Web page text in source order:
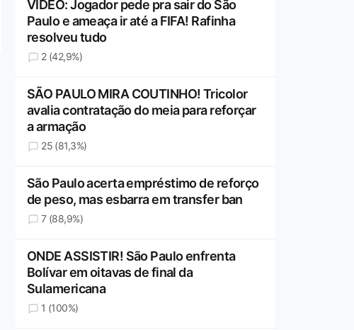
VÍDEO: Jogador pede pra sair do São
Paulo e ameaça ir até a FIFA! Rafinha
resolveu tudo
2 (42,9%)
SÃO PAULO MIRA COUTINHO! Tricolor
avalia contratação do meia para reforçar
a armação
25 (81,3%)
São Paulo acerta empréstimo de reforço
de peso, mas esbarra em transfer ban
7 (88,9%)
ONDE ASSISTIR! São Paulo enfrenta
Bolívar em oitavas de final da
Sulamericana
1 (100%)